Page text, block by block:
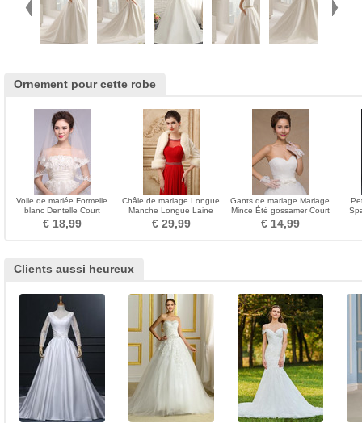
Ornement pour cette robe
Voile de mariée Formelle
blanc Dentelle Court
Automne Avec le peigne
€ 18,99
Châle de mariage Longue
Manche Longue Laine
artificielle Fourrure
€ 29,99
Gants de mariage Mariage
Mince Été gossamer Court
Doigt entier
€ 14,99
Clients aussi heureux